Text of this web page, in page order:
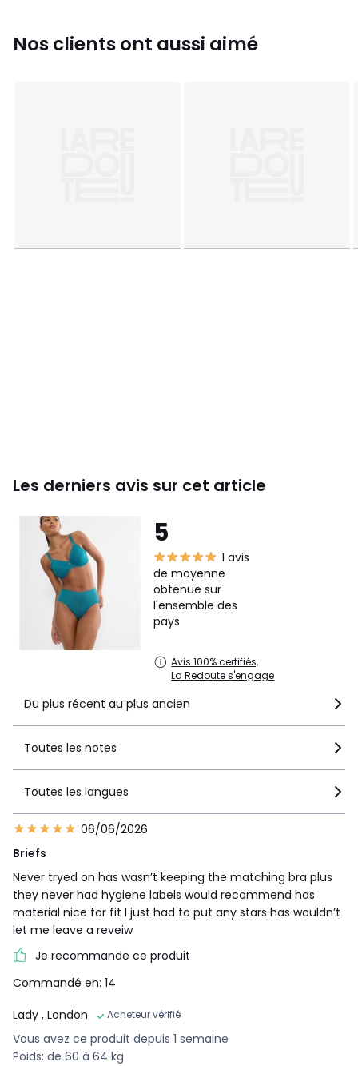
Nos clients ont aussi aimé
Les derniers avis sur cet article
5
1 avis
de moyenne
obtenue sur
l'ensemble des
pays
Avis 100% certifiés,
La Redoute s'engage
Du plus récent au plus ancien
Toutes les notes
Toutes les langues
06/06/2026
Briefs
Never tryed on has wasn’t keeping the matching bra plus
they never had hygiene labels would recommend has
material nice for fit I just had to put any stars has wouldn’t
let me leave a reveiw
Je recommande ce produit
Commandé en: 14
Lady , London Acheteur vérifié
Vous avez ce produit depuis 1 semaine
Poids: de 60 à 64 kg